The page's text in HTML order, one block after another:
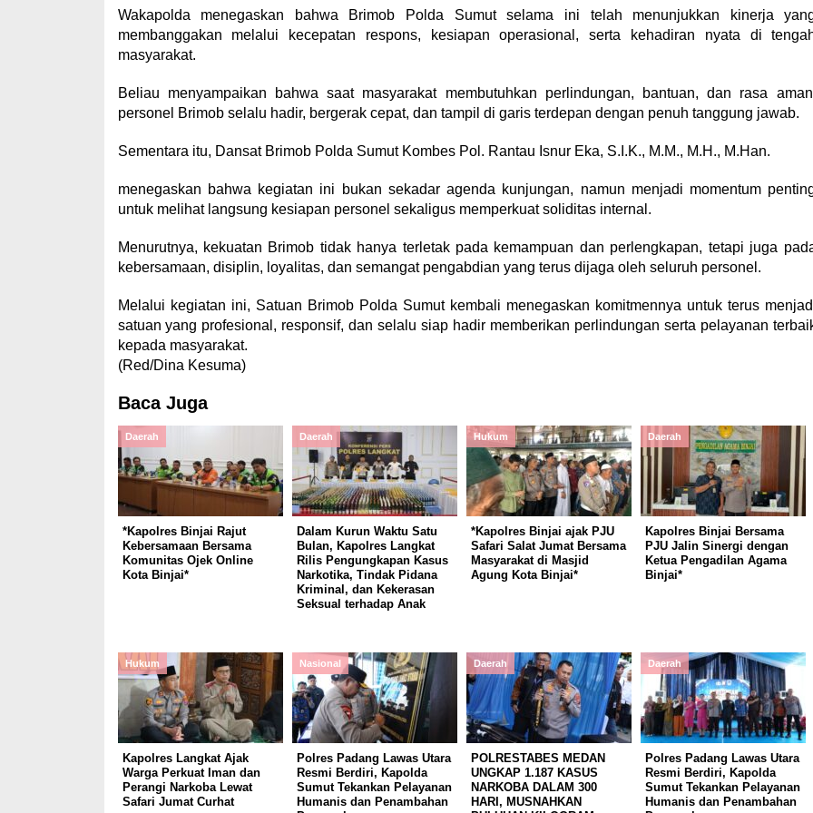
Wakapolda menegaskan bahwa Brimob Polda Sumut selama ini telah menunjukkan kinerja
membanggakan melalui kecepatan respons, kesiapan operasional, serta kehadiran nyata di
masyarakat.
Beliau menyampaikan bahwa saat masyarakat membutuhkan perlindungan, bantuan, dan rasa
personel Brimob selalu hadir, bergerak cepat, dan tampil di garis terdepan dengan penuh tanggung jawab.
Sementara itu, Dansat Brimob Polda Sumut Kombes Pol. Rantau Isnur Eka, S.I.K., M.M., M.H., M.Han.
menegaskan bahwa kegiatan ini bukan sekadar agenda kunjungan, namun menjadi momentum
untuk melihat langsung kesiapan personel sekaligus memperkuat soliditas internal.
Menurutnya, kekuatan Brimob tidak hanya terletak pada kemampuan dan perlengkapan, tetapi juga
kebersamaan, disiplin, loyalitas, dan semangat pengabdian yang terus dijaga oleh seluruh personel.
Melalui kegiatan ini, Satuan Brimob Polda Sumut kembali menegaskan komitmennya untuk terus
satuan yang profesional, responsif, dan selalu siap hadir memberikan perlindungan serta pelayanan
kepada masyarakat.
(Red/Dina Kesuma)
Baca Juga
Daerah
*Kapolres Binjai Rajut
Kebersamaan Bersama
Komunitas Ojek Online
Kota Binjai*
Daerah
Dalam Kurun Waktu Satu
Bulan, Kapolres Langkat
Rilis Pengungkapan Kasus
Narkotika, Tindak Pidana
Kriminal, dan Kekerasan
Seksual terhadap Anak
Hukum
*Kapolres Binjai ajak PJU
Safari Salat Jumat Bersama
Masyarakat di Masjid
Agung Kota Binjai*
Daerah
Kapolres Binjai Bersama
PJU Jalin Sinergi dengan
Ketua Pengadilan Agama
Binjai*
Hukum
Kapolres Langkat Ajak
Warga Perkuat Iman dan
Perangi Narkoba Lewat
Safari Jumat Curhat
Nasional
Polres Padang Lawas Utara
Resmi Berdiri, Kapolda
Sumut Tekankan Pelayanan
Humanis dan Penambahan
Daerah
POLRESTABES MEDAN
UNGKAP 1.187 KASUS
NARKOBA DALAM 300
HARI, MUSNAHKAN
Daerah
Polres Padang Lawas Utara
Resmi Berdiri, Kapolda
Sumut Tekankan Pelayanan
Humanis dan Penambahan